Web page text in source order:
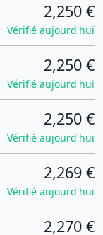
2,250 €
Vérifié aujourd'hui
2,250 €
Vérifié aujourd'hui
2,250 €
Vérifié aujourd'hui
2,269 €
Vérifié aujourd'hui
2,270 €